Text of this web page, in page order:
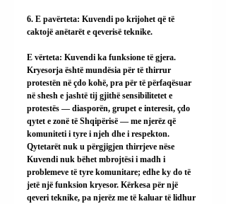
6. E pavërteta: Kuvendi po krijohet që të
caktojë anëtarët e qeverisë teknike.
E vërteta: Kuvendi ka funksione të gjera.
Kryesorja është mundësia për të thirrur
protestën në çdo kohë, pra për të përfaqësuar
në shesh e jashtë tij gjithë sensibilitetet e
protestës — diasporën, grupet e interesit, çdo
qytet e zonë të Shqipërisë — me njerëz që
komuniteti i tyre i njeh dhe i respekton.
Qytetarët nuk u përgjigjen thirrjeve nëse
Kuvendi nuk bëhet mbrojtësi i madh i
problemeve të tyre komunitare; edhe ky do të
jetë një funksion kryesor. Kërkesa për një
qeveri teknike, pa njerëz me të kaluar të lidhur